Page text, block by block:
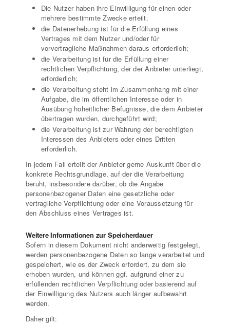
Die Nutzer haben ihre Einwilligung für einen oder
mehrere bestimmte Zwecke erteilt.
die Datenerhebung ist für die Erfüllung eines
Vertrages mit dem Nutzer und/oder für
vorvertragliche Maßnahmen daraus erforderlich;
die Verarbeitung ist für die Erfüllung einer
rechtlichen Verpflichtung, der der Anbieter unterliegt,
erforderlich;
die Verarbeitung steht im Zusammenhang mit einer
Aufgabe, die im öffentlichen Interesse oder in
Ausübung hoheitlicher Befugnisse, die dem Anbieter
übertragen wurden, durchgeführt wird;
die Verarbeitung ist zur Wahrung der berechtigten
Interessen des Anbieters oder eines Dritten
erforderlich.
In jedem Fall erteilt der Anbieter gerne Auskunft über die
konkrete Rechtsgrundlage, auf der die Verarbeitung
beruht, insbesondere darüber, ob die Angabe
personenbezogener Daten eine gesetzliche oder
vertragliche Verpflichtung oder eine Voraussetzung für
den Abschluss eines Vertrages ist.
Weitere Informationen zur Speicherdauer
Sofern in diesem Dokument nicht anderweitig festgelegt,
werden personenbezogene Daten so lange verarbeitet und
gespeichert, wie es der Zweck erfordert, zu dem sie
erhoben wurden, und können ggf. aufgrund einer zu
erfüllenden rechtlichen Verpflichtung oder basierend auf
der Einwilligung des Nutzers auch länger aufbewahrt
werden.
Daher gilt: